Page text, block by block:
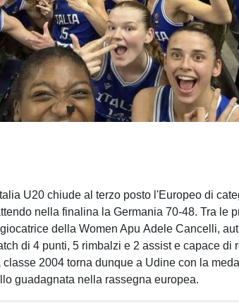
U20 chiude al terzo posto l'Europeo di
nella finalina la Germania 70-48. Tra le
giocatrice della Women Apu Adele Cancelli,
di 4 punti, 5 rimbalzi e 2 assist e capace di
classe 2004 torna dunque a Udine con la
guadagnata nella rassegna europea.